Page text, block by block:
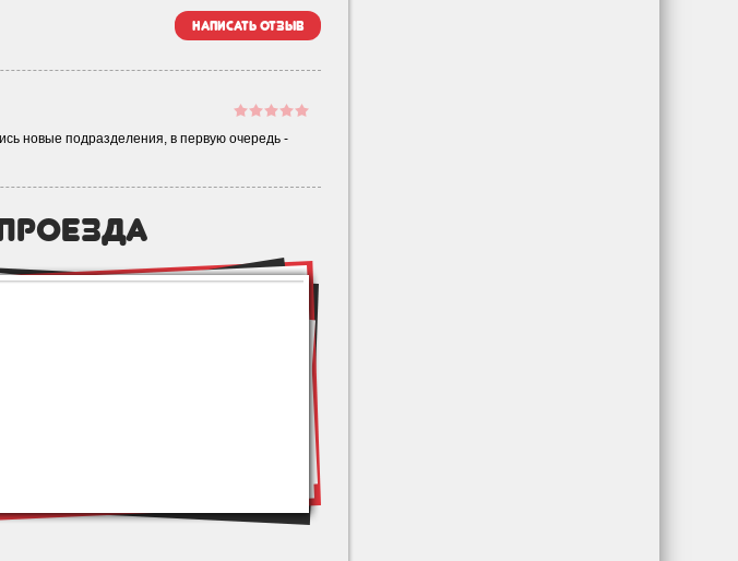
написать отзыв
новые подразделения, в первую очередь -